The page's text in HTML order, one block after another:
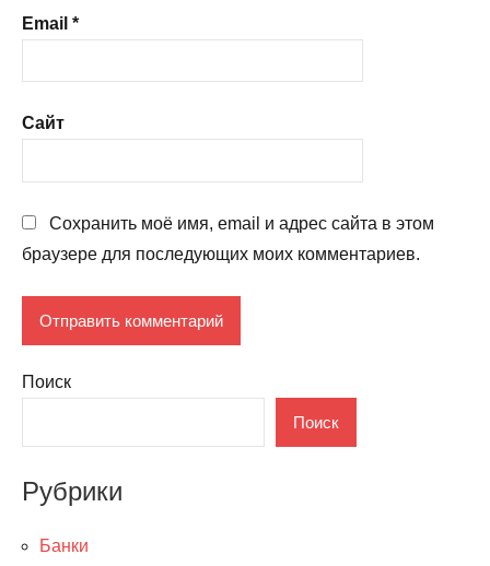
Email *
Сайт
Сохранить моё имя, email и адрес сайта в этом
браузере для последующих моих комментариев.
Поиск
Поиск
Рубрики
Банки